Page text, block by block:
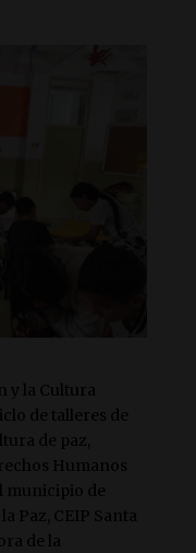
y la Cultura
de talleres de
de paz,
Humanos
municipio de
Paz, CEIP Santa
de la